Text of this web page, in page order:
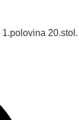
1.polovina 20.stol.